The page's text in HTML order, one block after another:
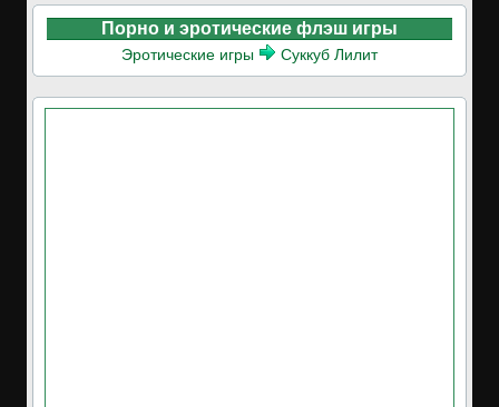
Порно и эротические флэш игры
Эротические игры Суккуб Лилит